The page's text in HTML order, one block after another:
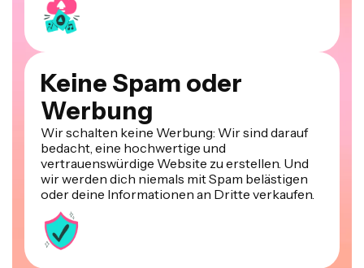
Keine Spam oder
Werbung
Wir schalten keine Werbung: Wir sind darauf
bedacht, eine hochwertige und
vertrauenswürdige Website zu erstellen. Und
wir werden dich niemals mit Spam belästigen
oder deine Informationen an Dritte verkaufen.